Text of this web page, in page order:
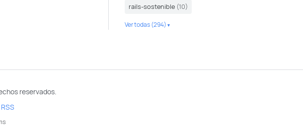
rails-sostenible (10)
Ver todas (294)
reservados.
RSS